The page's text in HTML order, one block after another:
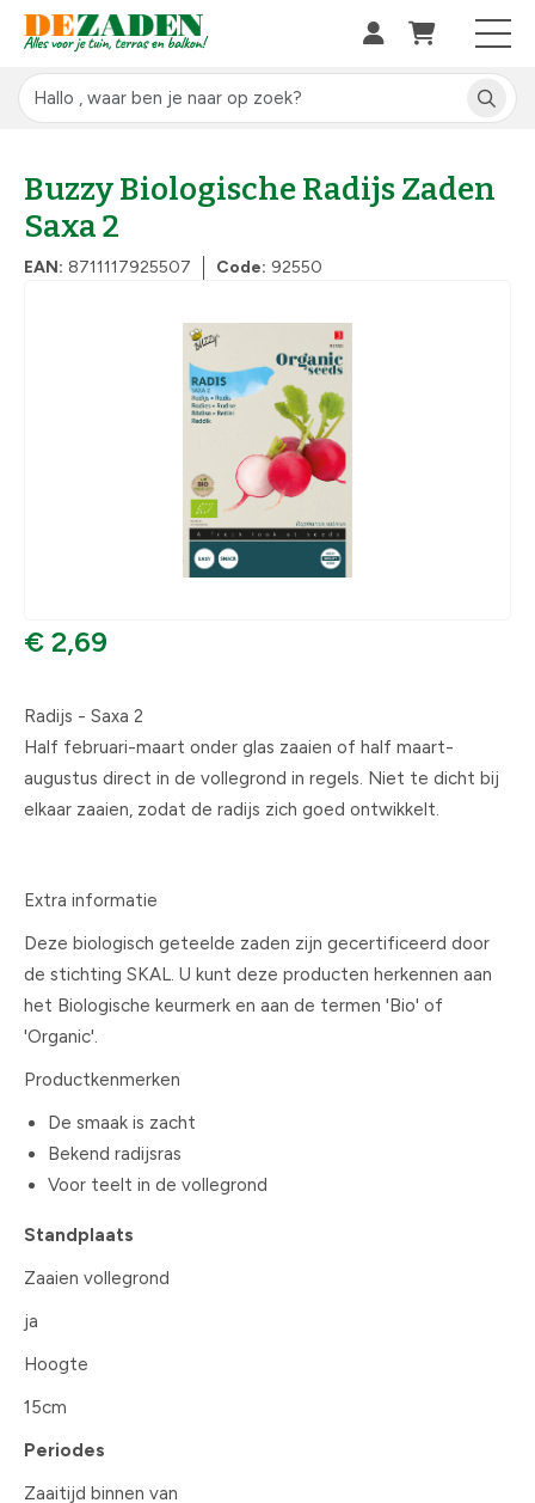
Buzzy Biologische Radijs Zaden
Saxa 2
EAN: 8711117925507 Code: 92550
€ 2,69
Radijs - Saxa 2
Half februari-maart onder glas zaaien of half maart-
augustus direct in de vollegrond in regels. Niet te dicht bij
elkaar zaaien, zodat de radijs zich goed ontwikkelt.
Extra informatie
Deze biologisch geteelde zaden zijn gecertificeerd door
de stichting SKAL. U kunt deze producten herkennen aan
het Biologische keurmerk en aan de termen 'Bio' of
'Organic'.
Productkenmerken
De smaak is zacht
Bekend radijsras
Voor teelt in de vollegrond
Standplaats
Zaaien vollegrond
ja
Hoogte
15cm
Periodes
Zaaitijd binnen van